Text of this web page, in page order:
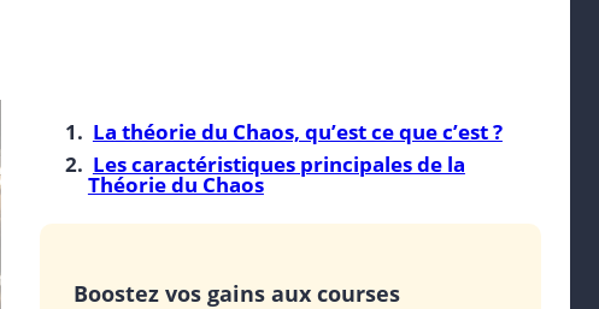
La théorie du Chaos, qu’est ce que c’est ?
Les caractéristiques principales de la
Théorie du Chaos
Boostez vos gains aux courses